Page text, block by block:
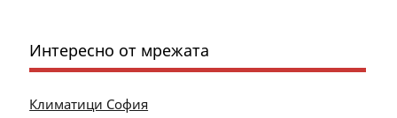
Интересно от мрежата
Климатици София